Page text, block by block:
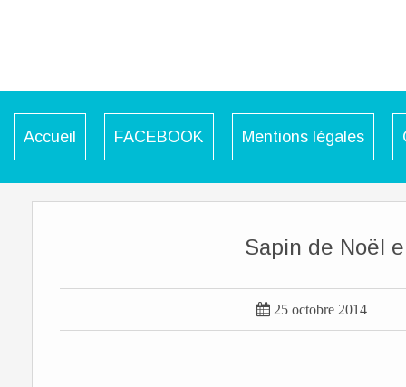
Accueil FACEBOOK Mentions légales
Sapin de Noël
 25 octobre 2014